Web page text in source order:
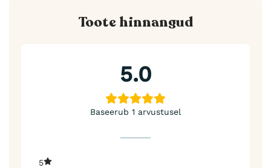
Toote hinnangud
5.0
Baseerub 1 arvustusel
5